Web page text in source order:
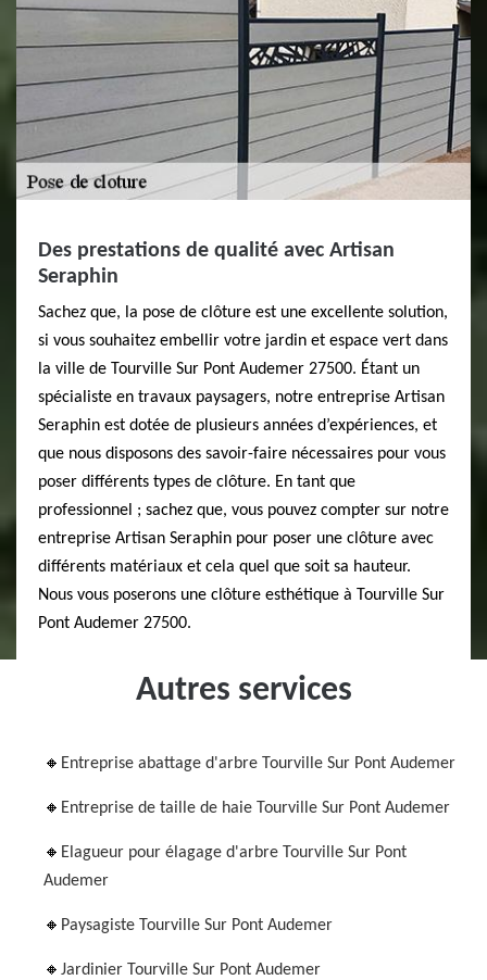
Des prestations de qualité avec Artisan
Seraphin
Sachez que, la pose de clôture est une excellente solution,
si vous souhaitez embellir votre jardin et espace vert dans
la ville de Tourville Sur Pont Audemer 27500. Étant un
spécialiste en travaux paysagers, notre entreprise Artisan
Seraphin est dotée de plusieurs années d’expériences, et
que nous disposons des savoir-faire nécessaires pour vous
poser différents types de clôture. En tant que
professionnel ; sachez que, vous pouvez compter sur notre
entreprise Artisan Seraphin pour poser une clôture avec
différents matériaux et cela quel que soit sa hauteur.
Nous vous poserons une clôture esthétique à Tourville Sur
Pont Audemer 27500.
Autres services
Entreprise abattage d'arbre Tourville Sur Pont Audemer
Entreprise de taille de haie Tourville Sur Pont Audemer
Elagueur pour élagage d'arbre Tourville Sur Pont
Audemer
Paysagiste Tourville Sur Pont Audemer
Jardinier Tourville Sur Pont Audemer